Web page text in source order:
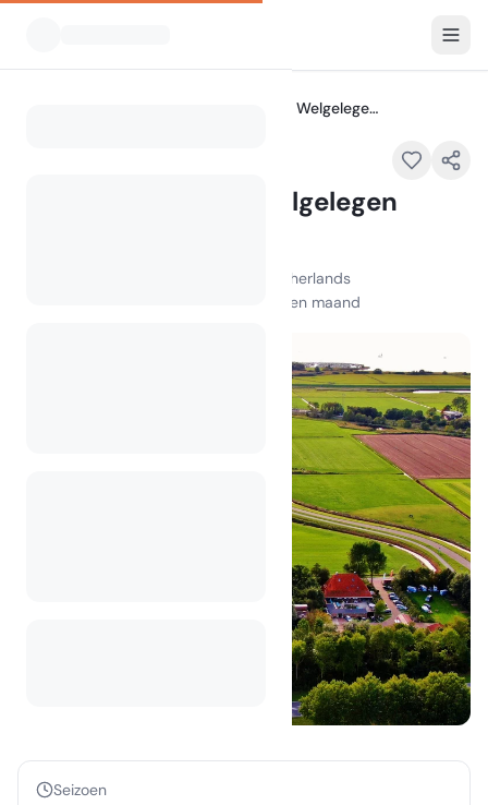
Camping en benb Welgelegen Workum
Camping en benb Welgelegen
Lange Leane 11, 8711 HK Workum, Netherlands
weergaven in de afgelopen maand
Seizoen